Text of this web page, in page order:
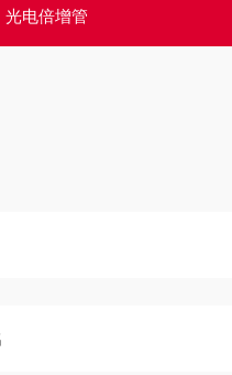
光电倍增管